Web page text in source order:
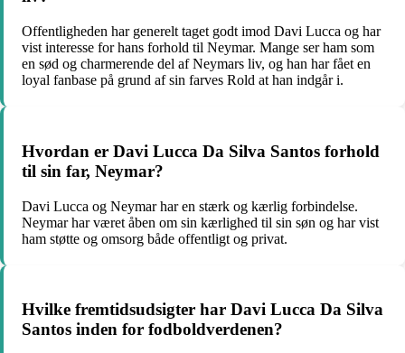
Offentligheden har generelt taget godt imod Davi Lucca og har
vist interesse for hans forhold til Neymar. Mange ser ham som
en sød og charmerende del af Neymars liv, og han har fået en
loyal fanbase på grund af sin farves Rold at han indgår i.
Hvordan er Davi Lucca Da Silva Santos forhold
til sin far, Neymar?
Davi Lucca og Neymar har en stærk og kærlig forbindelse.
Neymar har været åben om sin kærlighed til sin søn og har vist
ham støtte og omsorg både offentligt og privat.
Hvilke fremtidsudsigter har Davi Lucca Da Silva
Santos inden for fodboldverdenen?